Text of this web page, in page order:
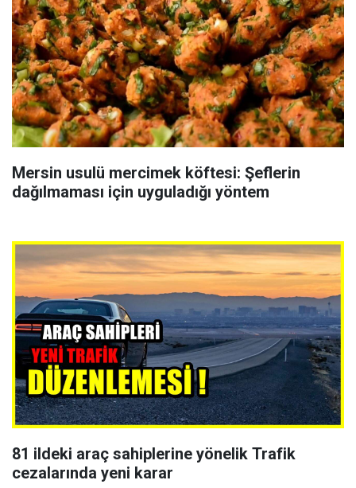
Mersin usulü mercimek köftesi: Şeflerin
dağılmaması için uyguladığı yöntem
81 ildeki araç sahiplerine yönelik Trafik
cezalarında yeni karar